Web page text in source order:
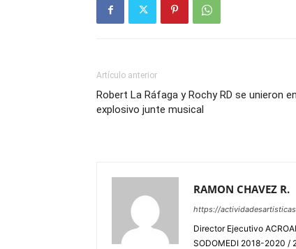
Artículo anterior
Robert La Ráfaga y Rochy RD se unieron
explosivo junte musical
RAMON CHAVEZ R.
https://
Director Ejecutivo
SODOMEDI 2018-2020 /